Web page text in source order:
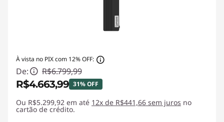
À vista no PIX com 12% OFF:
De: R$6.799,99
R$4.663,99 31% OFF
Economias instantâneas :-R$2.136,00
Ou R$5.299,92 em até 12x de R$441,66 sem juros no
cartão de crédito.